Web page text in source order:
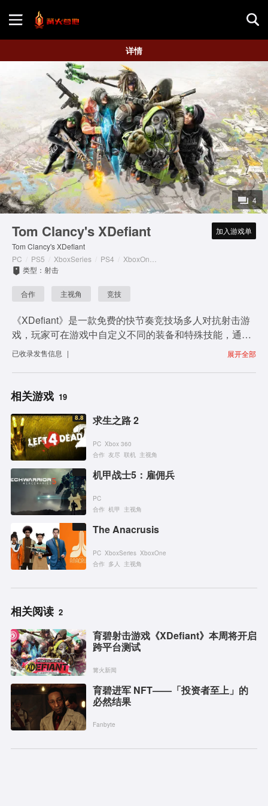
地图攻略
详情
4
Tom Clancy's XDefiant
Tom Clancy's XDefiant
PC
PS5 XboxSeries PS4 XboxOne
加入游戏单
类型：射击
合作 主视角 竞技
《XDefiant》是一款免费的快节奏竞技场多人对抗射击游
戏，玩家可在游戏中自定义不同的装备和特殊技能，通过
团队合作与你的队友联手打败敌方。
已收录发售信息 | 展开全部
相关游戏 19
8.8 求生之路 2
PC Xbox 360
合作 友尽 联机 主视角
机甲战士5：雇佣兵
PC
合作 机甲 主视角
The Anacrusis
PC XboxSeries XboxOne
合作 多人 主视角
相关阅读 2
育碧射击游戏《XDefiant》本周将开启
跨平台测试
篝火新闻
育碧进军 NFT——「投资者至上」的
必然结果
Fanbyte